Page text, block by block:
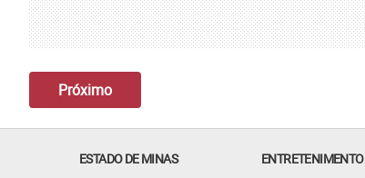
Próximo
ESTADO DE MINAS
ENTRETENIMENTO